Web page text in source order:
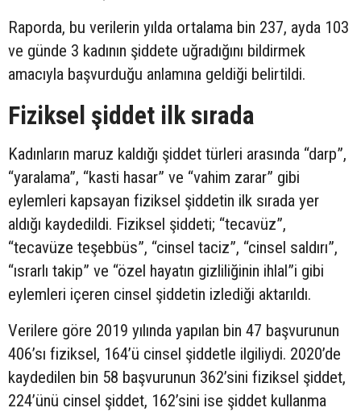
Raporda, bu verilerin yılda ortalama bin 237, ayda 103
ve günde 3 kadının şiddete uğradığını bildirmek
amacıyla başvurduğu anlamına geldiği belirtildi.
Fiziksel şiddet ilk sırada
Kadınların maruz kaldığı şiddet türleri arasında “darp”,
“yaralama”, “kasti hasar” ve “vahim zarar” gibi
eylemleri kapsayan fiziksel şiddetin ilk sırada yer
aldığı kaydedildi. Fiziksel şiddeti; “tecavüz”,
“tecavüze teşebbüs”, “cinsel taciz”, “cinsel saldırı”,
“ısrarlı takip” ve “özel hayatın gizliliğinin ihlal”i gibi
eylemleri içeren cinsel şiddetin izlediği aktarıldı.
Verilere göre 2019 yılında yapılan bin 47 başvurunun
406’sı fiziksel, 164’ü cinsel şiddetle ilgiliydi. 2020’de
kaydedilen bin 58 başvurunun 362’sini fiziksel şiddet,
224’ünü cinsel şiddet, 162’sini ise şiddet kullanma